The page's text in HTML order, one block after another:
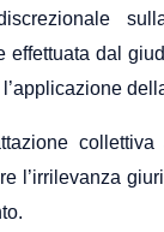
effettuata dal
l’irrilevanza